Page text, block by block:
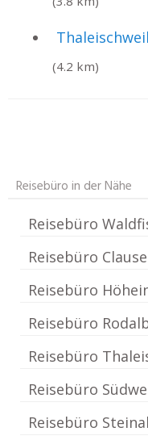
(4.2 km)
Reisebüro in der Nähe
Reisebüro
Reisebüro
Reisebüro
Reisebüro
Reisebüro
Reisebüro
Reisebüro